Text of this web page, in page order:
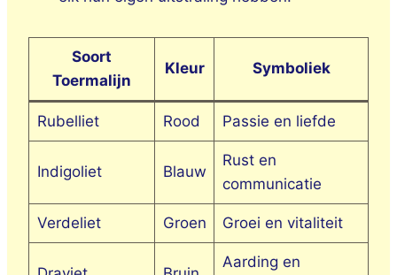
Soort
Toermalijn
Kleur Symboliek
Rubelliet Rood Passie en liefde
Indigoliet Blauw
Rust en
communicatie
Verdeliet Groen Groei en vitaliteit
Aarding en